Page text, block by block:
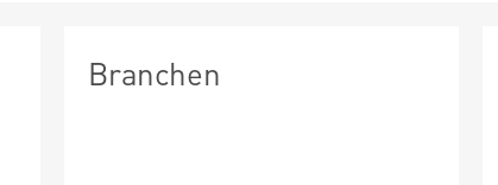
Branchen